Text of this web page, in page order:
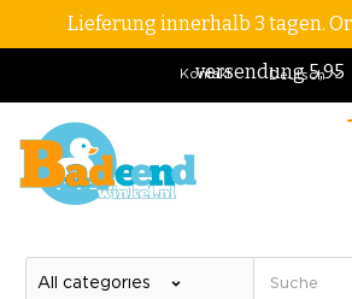
Lieferung innerhalb 3 tagen.
versendung 5,95
Deutsch
Kontakt